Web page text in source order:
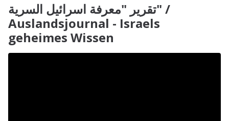
تقرير "معرفة اسرائيل السرية" /
Auslandsjournal - Israels
geheimes Wissen